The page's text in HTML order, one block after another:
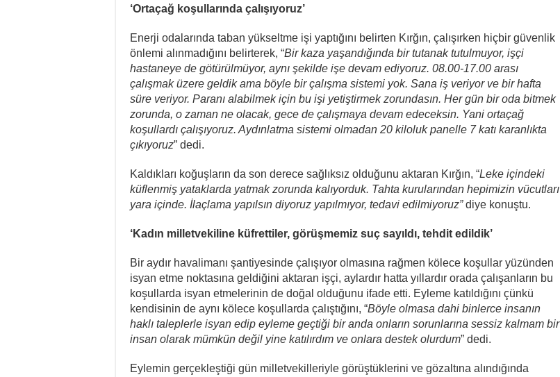
‘Ortaçağ koşullarında çalışıyoruz’
Enerji odalarında taban yükseltme işi yaptığını belirten Kırğın, çalışırken hiçbir güvenlik
önlemi alınmadığını belirterek, “Bir kaza yaşandığında bir tutanak tutulmuyor, işçi
hastaneye de götürülmüyor, aynı şekilde işe devam ediyoruz. 08.00-17.00 arası
çalışmak üzere geldik ama böyle bir çalışma sistemi yok. Sana iş veriyor ve bir hafta
süre veriyor. Paranı alabilmek için bu işi yetiştirmek zorundasın. Her gün bir oda bitmek
zorunda, o zaman ne olacak, gece de çalışmaya devam edeceksin. Yani ortaçağ
koşullardı çalışıyoruz. Aydınlatma sistemi olmadan 20 kiloluk panelle 7 katı karanlıkta
çıkıyoruz” dedi.
Kaldıkları koğuşların da son derece sağlıksız olduğunu aktaran Kırğın, “Leke içindeki
küflenmiş yataklarda yatmak zorunda kalıyorduk. Tahta kurularından hepimizin vücutları
yara içinde. İlaçlama yapılsın diyoruz yapılmıyor, tedavi edilmiyoruz”diye konuştu.
‘Kadın milletvekiline küfrettiler, görüşmemiz suç sayıldı, tehdit edildik’
Bir aydır havalimanı şantiyesinde çalışıyor olmasına rağmen kölece koşullar yüzünden
isyan etme noktasına geldiğini aktaran işçi, aylardır hatta yıllardır orada çalışanların bu
koşullarda isyan etmelerinin de doğal olduğunu ifade etti. Eyleme katıldığını çünkü
kendisinin de aynı kölece koşullarda çalıştığını, “Böyle olmasa dahi binlerce insanın
haklı taleplerle isyan edip eyleme geçtiği bir anda onların sorunlarına sessiz kalmam bir
insan olarak mümkün değil yine katılırdım ve onlara destek olurdum” dedi.
Eylemin gerçekleştiği gün milletvekilleriyle görüştüklerini ve gözaltına alındığında